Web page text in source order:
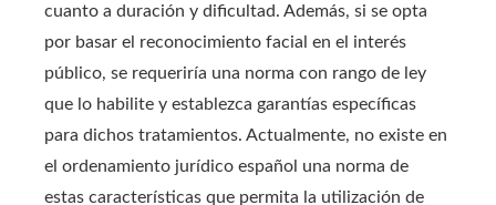
cuanto a duración y dificultad. Además, si se opta
por basar el reconocimiento facial en el interés
público, se requeriría una norma con rango de ley
que lo habilite y establezca garantías específicas
para dichos tratamientos. Actualmente, no existe en
el ordenamiento jurídico español una norma de
estas características que permita la utilización de